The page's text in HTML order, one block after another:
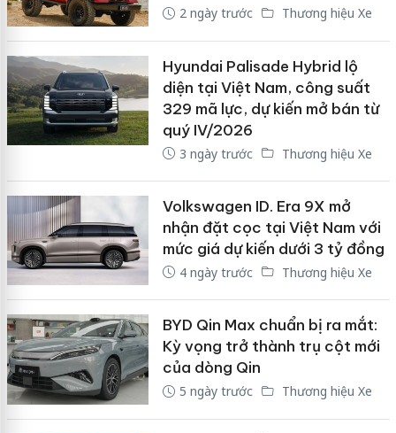
2 ngày trước Thương hiệu Xe
Hyundai Palisade Hybrid lộ
diện tại Việt Nam, công suất
329 mã lực, dự kiến mở bán từ
quý IV/2026
3 ngày trước Thương hiệu Xe
Volkswagen ID. Era 9X mở
nhận đặt cọc tại Việt Nam với
mức giá dự kiến dưới 3 tỷ đồng
4 ngày trước Thương hiệu Xe
BYD Qin Max chuẩn bị ra mắt:
Kỳ vọng trở thành trụ cột mới
của dòng Qin
5 ngày trước Thương hiệu Xe